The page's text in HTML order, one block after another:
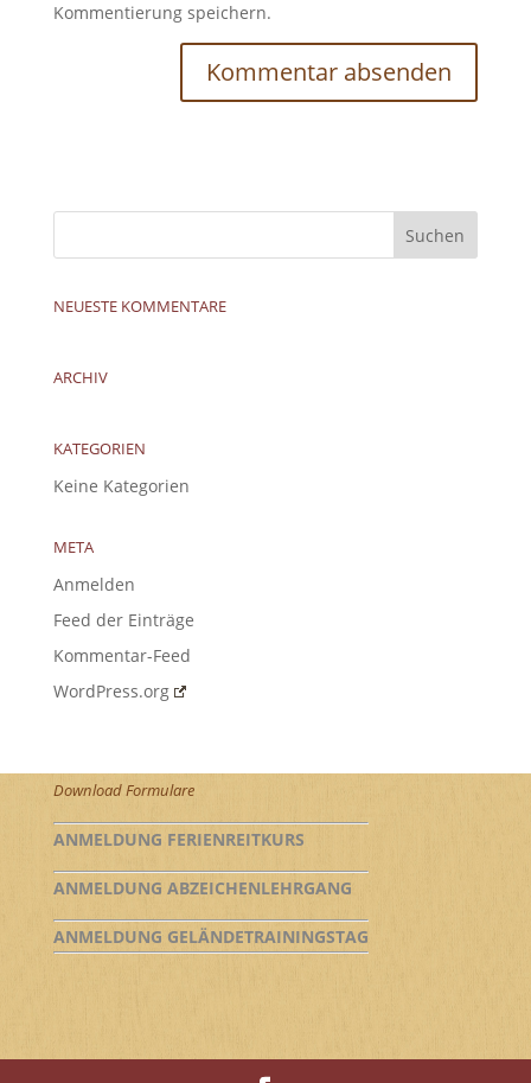
Kommentierung speichern.
NEUESTE KOMMENTARE
ARCHIV
KATEGORIEN
Keine Kategorien
META
Anmelden
Feed der Einträge
Kommentar-Feed
WordPress.org
Download Formulare
ANMELDUNG FERIENREITKURS
ANMELDUNG ABZEICHENLEHRGANG
ANMELDUNG GELÄNDETRAININGSTAG